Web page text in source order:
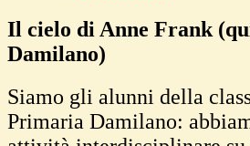
Il cielo di Anne Frank
Damilano)
Siamo gli alunni della
Primaria Damilano: